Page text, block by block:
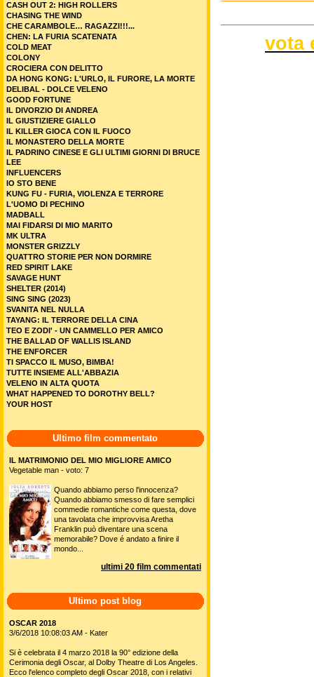
vota
CASH OUT 2: HIGH ROLLERS
CHASING THE WIND
CHE CARAMBOLE… RAGAZZI!!!...
CHEN: LA FURIA SCATENATA
COLD MEAT
COLONY
CROCIERA CON DELITTO
DA HONG KONG: L'URLO, IL FURORE, LA MORTE
DELIBAL - DOLCE VELENO
GOOD FORTUNE
IL DIVORZIO DI ANDREA
IL GIUSTIZIERE GIALLO
IL KILLER GIOCA CON IL FUOCO
IL MONASTERO DELLA MORTE
IL PADRINO CINESE E GLI ULTIMI GIORNI DI BRUCE
LEE
INFLUENCERS
IO STO BENE
KUNG FU - FURIA, VIOLENZA E TERRORE
L'UOMO DI PECHINO
MADBALL
MAI FIDARSI DI MIO MARITO
MK ULTRA
MONSTER GRIZZLY
QUATTRO STORIE PER NON DORMIRE
RED SPIRIT LAKE
SAVAGE HUNT
SHELTER (2014)
SING SING (2023)
SVANITA NEL NULLA
TAYANG: IL TERRORE DELLA CINA
TEO E ZODI' - UN CAMMELLO PER AMICO
THE BALLAD OF WALLIS ISLAND
THE ENFORCER
TI SPACCO IL MUSO, BIMBA!
TUTTE INSIEME ALL'ABBAZIA
VELENO IN ALTA QUOTA
WHAT HAPPENED TO DOROTHY BELL?
YOUR HOST
Ultimo film commentato
IL MATRIMONIO DEL MIO MIGLIORE AMICO
Vegetable man - voto: 7
Quando abbiamo perso l'innocenza?
Quando abbiamo smesso di fare semplici
commedie romantiche come questa, dove
una tavolata che improvvisa Aretha
Franklin può diventare una scena
memorabile? Dove é andato a finire il
mondo...
ultimi 20 film commentati
Ultimo post blog
OSCAR 2018
3/6/2018 10:08:03 AM - Kater
Si è celebrata il 4 marzo 2018 la 90° edizione della
Cerimonia degli Oscar, al Dolby Theatre di Los Angeles.
Ecco l'elenco completo degli Oscar 2018, con i relativi